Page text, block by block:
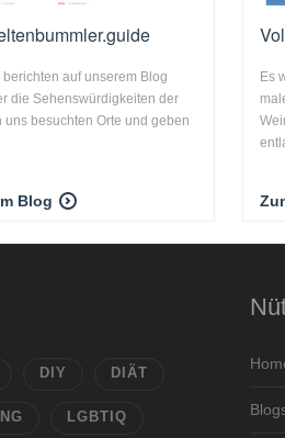
berichten auf unserem Blog
die Sehenswürdigkeiten der
uns besuchten Orte und geben
Blog
Es
DIY DIÄT
LGBTIQ